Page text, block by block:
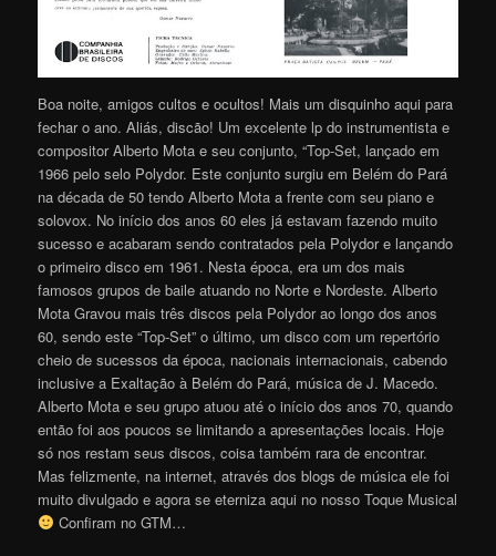
Boa noite, amigos cultos e ocultos! Mais um disquinho aqui para
fechar o ano. Aliás, discão! Um excelente lp do instrumentista e
compositor Alberto Mota e seu conjunto, “Top-Set, lançado em
1966 pelo selo Polydor. Este conjunto surgiu em Belém do Pará
na década de 50 tendo Alberto Mota a frente com seu piano e
solovox. No início dos anos 60 eles já estavam fazendo muito
sucesso e acabaram sendo contratados pela Polydor e lançando
o primeiro disco em 1961. Nesta época, era um dos mais
famosos grupos de baile atuando no Norte e Nordeste. Alberto
Mota Gravou mais três discos pela Polydor ao longo dos anos
60, sendo este “Top-Set” o último, um disco com um repertório
cheio de sucessos da época, nacionais internacionais, cabendo
inclusive a Exaltação à Belém do Pará, música de J. Macedo.
Alberto Mota e seu grupo atuou até o início dos anos 70, quando
então foi aos poucos se limitando a apresentações locais. Hoje
só nos restam seus discos, coisa também rara de encontrar.
Mas felizmente, na internet, através dos blogs de música ele foi
muito divulgado e agora se eterniza aqui no nosso Toque Musical
Confiram no GTM…